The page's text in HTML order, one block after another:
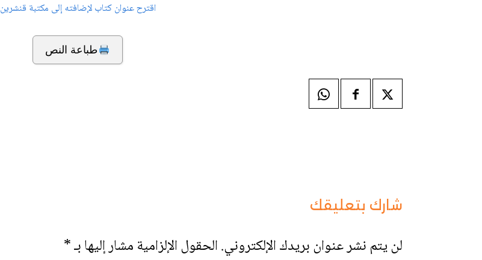
اقترح عنوان كتاب لإضافته إلى مكتبة قنشرين
طباعة النص
شارك بتعليقك
لن يتم نشر عنوان بريدك الإلكتروني.الحقول الإلزامية مشار إليها بـ*